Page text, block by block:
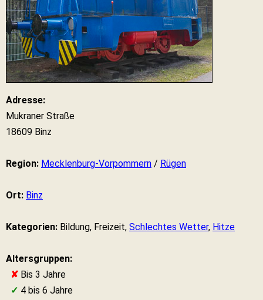
Adresse:
Mukraner Straße
18609 Binz
Region: Mecklenburg-Vorpommern / Rügen
Ort: Binz
Kategorien: Bildung, Freizeit, Schlechtes Wetter, Hitze
Altersgruppen:
✘ Bis 3 Jahre
✓ 4 bis 6 Jahre